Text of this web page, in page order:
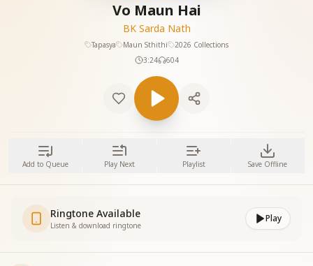
Vo Maun Hai
BK Sarda Nath
Tapasya Maun Sthithi
2026 Collections
3:24
604
Add to Queue Play Next Playlist Save Offline
Ringtone Available
Listen & download ringtone
Play